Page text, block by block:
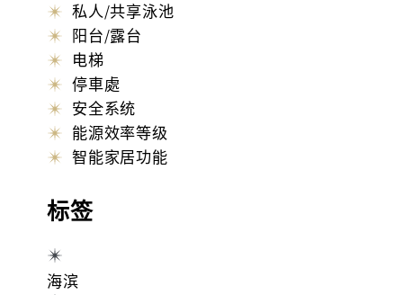
私人/共享泳池
阳台/露台
电梯
停車處
安全系统
能源效率等级
智能家居功能
标签
海滨